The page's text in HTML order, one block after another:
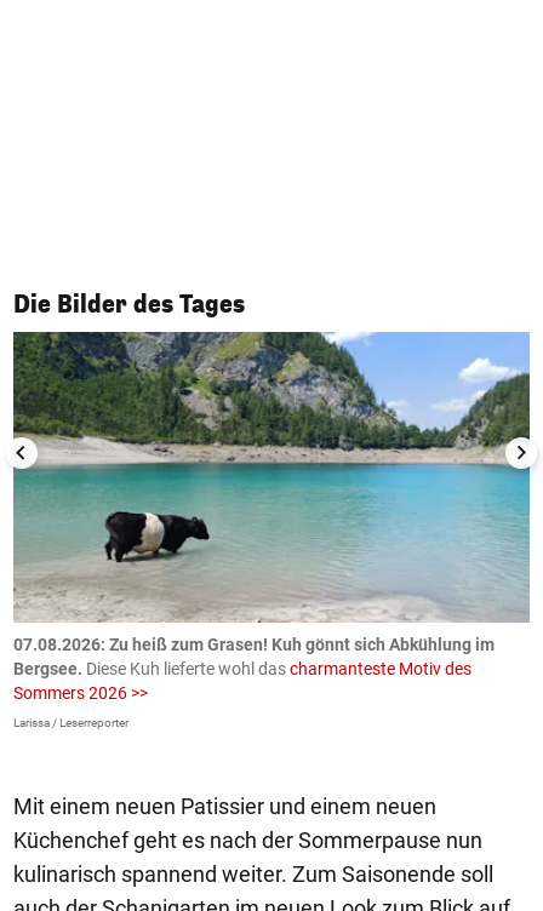
Die Bilder des Tages
1/50
07.08.2026: Zu heiß zum Grasen! Kuh gönnt sich Abkühlung im
Bergsee. Diese Kuh lieferte wohl dascharmanteste Motiv des
Sommers 2026 >>
Larissa / Leserreporter
Mit einem neuen Patissier und einem neuen
Küchenchef geht es nach der Sommerpause nun
kulinarisch spannend weiter. Zum Saisonende soll